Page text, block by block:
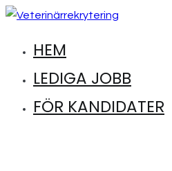
Hoppa
innehåll
Hitta lediga jobb inom
HEM
LEDIGA JOBB
FÖR KANDIDATER